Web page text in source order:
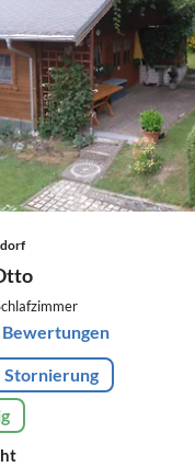
Bewertungen